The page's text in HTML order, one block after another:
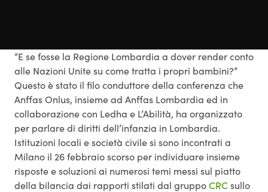
“E se fosse la Regione Lombardia a dover render conto
alle Nazioni Unite su come tratta i propri bambini?”
Questo è stato il filo conduttore della conferenza che
Anffas Onlus, insieme ad Anffas Lombardia ed in
collaborazione con Ledha e L’Abilità, ha organizzato
per parlare di diritti dell’infanzia in Lombardia.
Istituzioni locali e società civile si sono incontrati a
Milano il 26 febbraio scorso per individuare insieme
risposte e soluzioni ai numerosi temi messi sul piatto
della bilancia dai rapporti stilati dal gruppoCRCsullo